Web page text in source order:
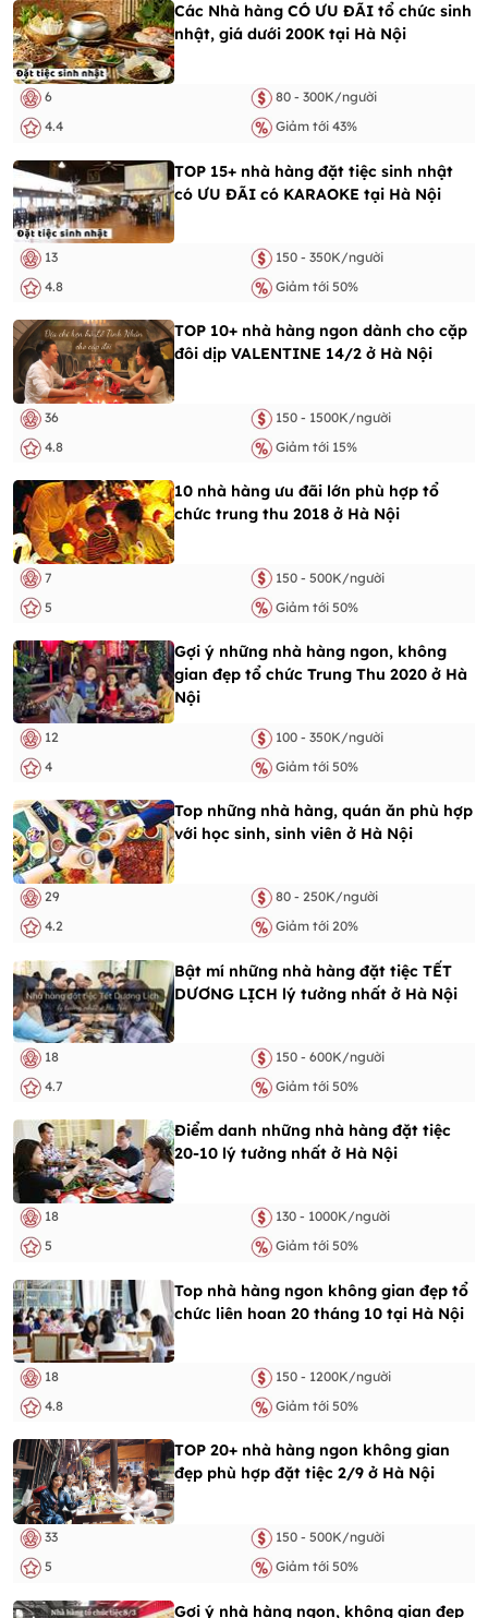
Các Nhà hàng CÓ ƯU ĐÃI tổ chức sinh
nhật, giá dưới 200K tại Hà Nội
6
80 - 300K/người
4.4
Giảm tới 43%
TOP 15+ nhà hàng đặt tiệc sinh nhật
có ƯU ĐÃI có KARAOKE tại Hà Nội
13
150 - 350K/người
4.8
Giảm tới 50%
TOP 10+ nhà hàng ngon dành cho cặp
đôi dịp VALENTINE 14/2 ở Hà Nội
36
150 - 1500K/người
4.8
Giảm tới 15%
10 nhà hàng ưu đãi lớn phù hợp tổ
chức trung thu 2018 ở Hà Nội
7
150 - 500K/người
5
Giảm tới 50%
Gợi ý những nhà hàng ngon, không
gian đẹp tổ chức Trung Thu 2020 ở Hà
Nội
12
100 - 350K/người
4
Giảm tới 50%
Top những nhà hàng, quán ăn phù hợp
với học sinh, sinh viên ở Hà Nội
29
80 - 250K/người
4.2
Giảm tới 20%
Bật mí những nhà hàng đặt tiệc TẾT
DƯƠNG LỊCH lý tưởng nhất ở Hà Nội
18
150 - 600K/người
4.7
Giảm tới 50%
Điểm danh những nhà hàng đặt tiệc
20-10 lý tưởng nhất ở Hà Nội
18
130 - 1000K/người
5
Giảm tới 50%
Top nhà hàng ngon không gian đẹp tổ
chức liên hoan 20 tháng 10 tại Hà Nội
18
150 - 1200K/người
4.8
Giảm tới 50%
TOP 20+ nhà hàng ngon không gian
đẹp phù hợp đặt tiệc 2/9 ở Hà Nội
33
150 - 500K/người
5
Giảm tới 50%
Gợi ý nhà hàng ngon, không gian đẹp